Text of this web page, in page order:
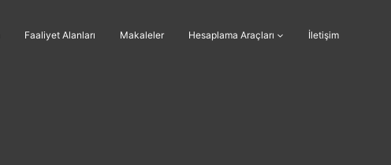
Faaliyet Alanları Makaleler Hesaplama Araçları İletişim